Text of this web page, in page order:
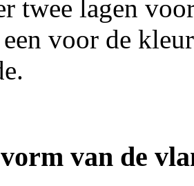
twee lagen
voor de
van de